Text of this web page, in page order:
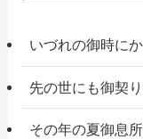
いづれの御時に
先の世にも御契
その年の夏御息